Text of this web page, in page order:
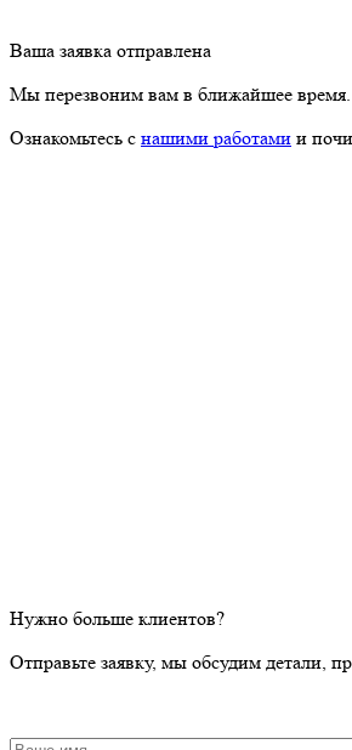
Ваша заявка отправлена
Мы перезвоним вам в ближайшее время.
Ознакомьтесь с нашими работами и
Нужно больше клиентов?
Отправьте заявку, мы обсудим детали,